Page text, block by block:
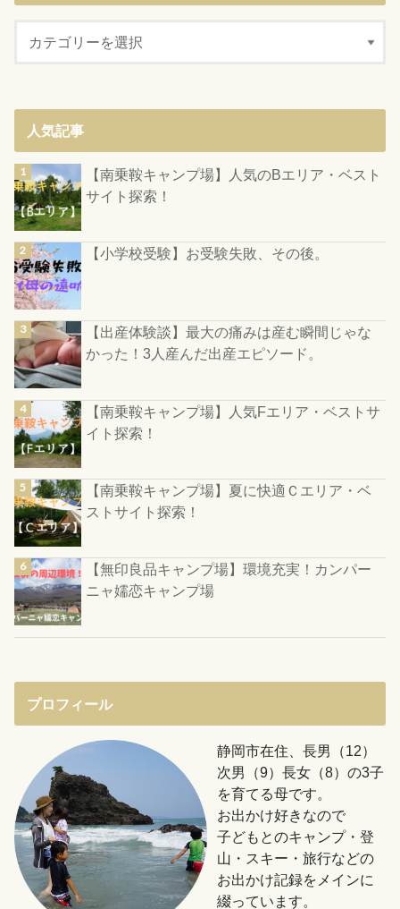
人気記事
【南乗鞍キャンプ場】人気のBエリア・ベスト
サイト探索！
【小学校受験】お受験失敗、その後。
【出産体験談】最大の痛みは産む瞬間じゃな
かった！3人産んだ出産エピソード。
【南乗鞍キャンプ場】人気Fエリア・ベストサ
イト探索！
【南乗鞍キャンプ場】夏に快適Ｃエリア・ベ
ストサイト探索！
【無印良品キャンプ場】環境充実！カンパー
ニャ嬬恋キャンプ場
プロフィール
静岡市在住、長男（12）
次男（9）長女（8）の3子
を育てる母です。
お出かけ好きなので
子どもとのキャンプ・登
山・スキー・旅行などの
お出かけ記録をメインに
綴っています。